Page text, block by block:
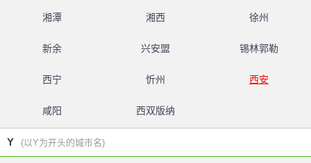
湘潭 湘西 徐州
新余 兴安盟 锡林郭勒
西宁 忻州 西安
咸阳 西双版纳
Y (以Y为开头的城市名)